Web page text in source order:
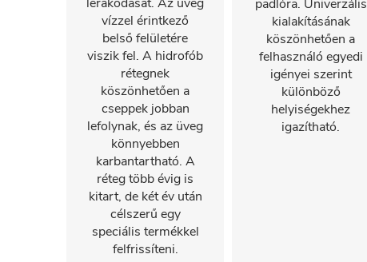
vízzel érintkező
belső felületére
viszik fel. A hidrofób
rétegnek
köszönhetően a
cseppek jobban
lefolynak, és az üveg
könnyebben
karbantartható. A
réteg több évig is
kitart, de két év után
célszerű egy
speciális termékkel
felfrissíteni.
padlóra. Univerzális
kialakításának
köszönhetően a
felhasználó egyedi
igényei szerint
különböző
helyiségekhez
igazítható.